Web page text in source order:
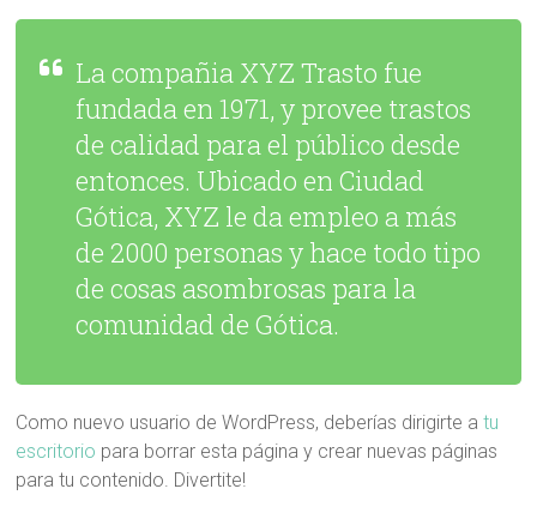
La compañia XYZ Trasto fue
fundada en 1971, y provee trastos
de calidad para el público desde
entonces. Ubicado en Ciudad
Gótica, XYZ le da empleo a más
de 2000 personas y hace todo tipo
de cosas asombrosas para la
comunidad de Gótica.
Como nuevo usuario de WordPress, deberías dirigirte atu
escritorio para borrar esta página y crear nuevas páginas
para tu contenido. Divertite!